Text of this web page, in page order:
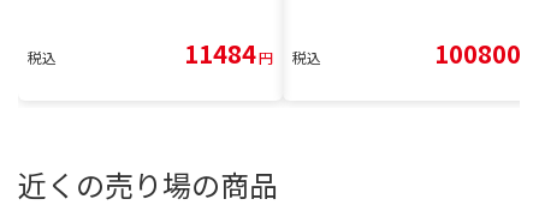
税込 11484円 税込 100800
近くの売り場の商品